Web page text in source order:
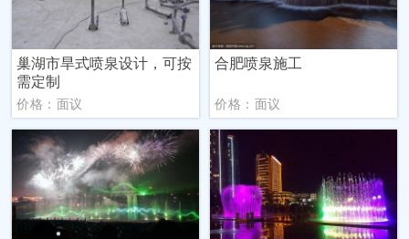
巢湖市旱式喷泉设计，可按
需定制
价格：面议
合肥喷泉施工
价格：面议